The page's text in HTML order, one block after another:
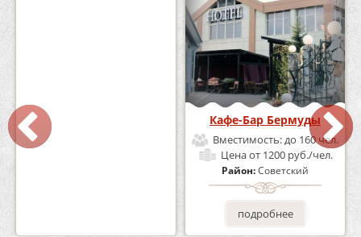
Кафе «Шишка»
Вместимость:
Кафе-Бар Бермуды
Вместимость:до 160 чел.
Ценаот 1200 руб./чел.
Район:Советский
подробнее